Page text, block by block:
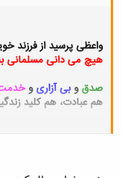
واعظی پرسید از فرزند
هیچ می دانی مسلمانی
صدقوبی آزاریو
هم عبادت، هم کلید